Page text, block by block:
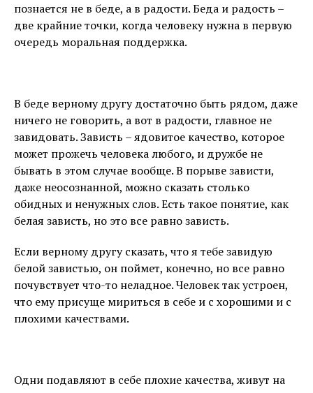
познается не в беде, а в радости. Беда и радость –
две крайние точки, когда человеку нужна в первую
очередь моральная поддержка.
В беде верному другу достаточно быть рядом, даже
ничего не говорить, а вот в радости, главное не
завидовать. Зависть – ядовитое качество, которое
может прожечь человека любого, и дружбе не
бывать в этом случае вообще. В порыве зависти,
даже неосознанной, можно сказать столько
обидных и ненужных слов. Есть такое понятие, как
белая зависть, но это все равно зависть.
Если верному другу сказать, что я тебе завидую
белой завистью, он поймет, конечно, но все равно
почувствует что-то неладное. Человек так устроен,
что ему присуще мириться в себе и с хорошими и с
плохими качествами.
Одни подавляют в себе плохие качества, живут на